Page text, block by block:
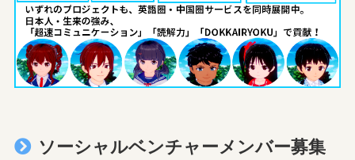
ソーシャルベンチャーメンバー募集